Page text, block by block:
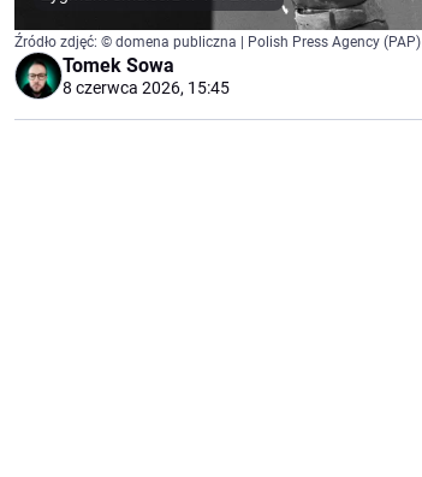
Źródło zdjęć: © domena publiczna | Polish Press Agency (PAP)
Tomek Sowa
8 czerwca 2026, 15:45